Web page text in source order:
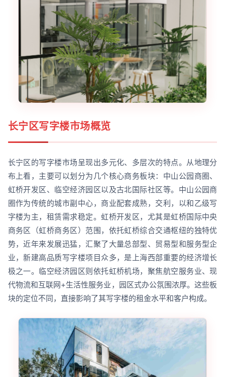
长宁区写字楼市场概览
长宁区的写字楼市场呈现出多元化、多层次的特点。从地理分
布上看，主要可以划分为几个核心商务板块：中山公园商圈、
虹桥开发区、临空经济园区以及古北国际社区等。中山公园商
圈作为传统的城市副中心，商业配套成熟，交利，以和乙级写
字楼为主，租赁需求稳定。虹桥开发区，尤其是虹桥国际中央
商务区（虹桥商务区）范围，依托虹桥综合交通枢纽的独特优
势，近年来发展迅猛，汇聚了大量总部型、贸易型和服务型企
业，新建高品质写字楼项目众多，是上海西部重要的经济增长
极之一。临空经济园区则依托虹桥机场，聚焦航空服务业、现
代物流和互联网+生活性服务业，园区式办公氛围浓厚。这些板
块的定位不同，直接影响了其写字楼的租金水平和客户构成。